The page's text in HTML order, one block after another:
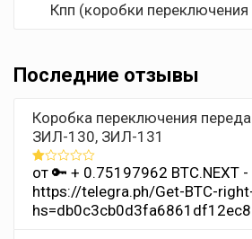
Кпп (коробки переключения
Последние отзывы
Коробка переключения
ЗИЛ-130, ЗИЛ-131
Оценка
1
из
5
от 🔑 + 0.75197962 BTC.NEXT -
https://telegra.ph/Get-BTC-